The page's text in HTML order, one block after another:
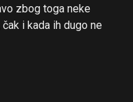
zbog toga neke
i kada ih dugo ne